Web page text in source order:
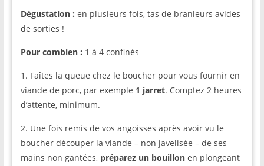
Dégustation : en plusieurs fois, tas de branleurs avides
de sorties !
Pour combien : 1 à 4 confinés
1. Faîtes la queue chez le boucher pour vous fournir en
viande de porc, par exemple 1 jarret. Comptez 2 heures
d’attente, minimum.
2. Une fois remis de vos angoisses après avoir vu le
boucher découper la viande – non javelisée – de ses
mains non gantées, préparez un bouillon en plongeant